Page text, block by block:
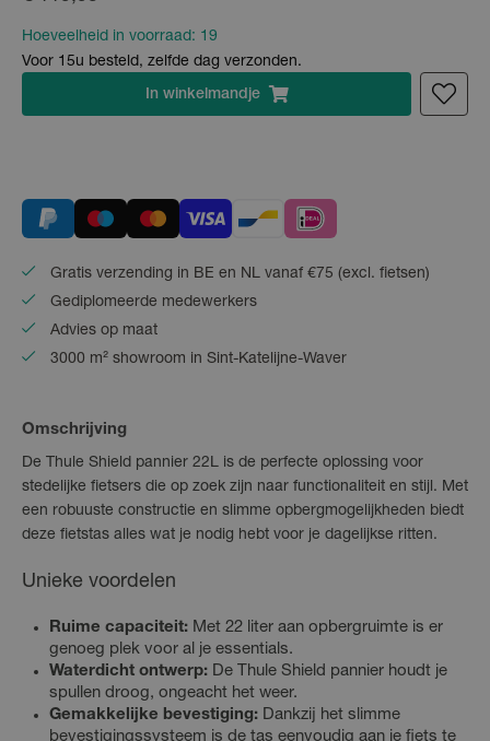
Hoeveelheid in voorraad: 19
Voor 15u besteld, zelfde dag verzonden.
In winkelmandje
Gratis verzending in BE en NL vanaf €75 (excl. fietsen)
Gediplomeerde medewerkers
Advies op maat
3000 m² showroom in Sint-Katelijne-Waver
Omschrijving
De Thule Shield pannier 22L is de perfecte oplossing voor
stedelijke fietsers die op zoek zijn naar functionaliteit en stijl. Met
een robuuste constructie en slimme opbergmogelijkheden biedt
deze fietstas alles wat je nodig hebt voor je dagelijkse ritten.
Unieke voordelen
Ruime capaciteit: Met 22 liter aan opbergruimte is er
genoeg plek voor al je essentials.
Waterdicht ontwerp: De Thule Shield pannier houdt je
spullen droog, ongeacht het weer.
Gemakkelijke bevestiging: Dankzij het slimme
bevestigingssysteem is de tas eenvoudig aan je fiets te